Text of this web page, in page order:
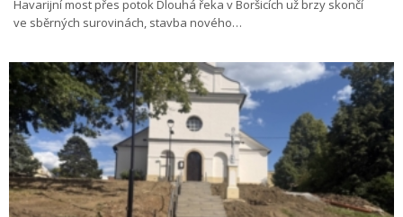
Havarijní most přes potok Dlouhá řeka v Boršicích už brzy skončí
ve sběrných surovinách, stavba nového…